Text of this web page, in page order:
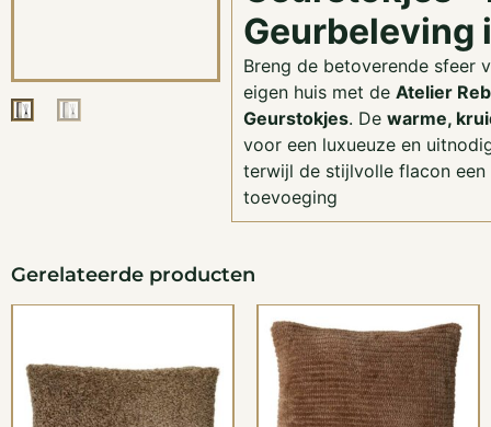
Geurbeleving
Breng de betoverende sfeer
eigen huis met de Atelier
Geurstokjes. De warme,
voor een luxueuze en
terwijl de stijlvolle flacon een
toevoeging
Gerelateerde producten